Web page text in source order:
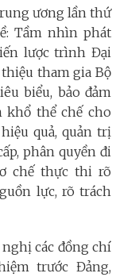
ương lần thứ
Tầm nhìn phát
lược trình Đại
tham gia Bộ
biểu, bảo đảm
khổ thể chế cho
quả, quản trị
phân quyền đi
chế thực thi rõ
lực, rõ trách
các đồng chí
trước Đảng,